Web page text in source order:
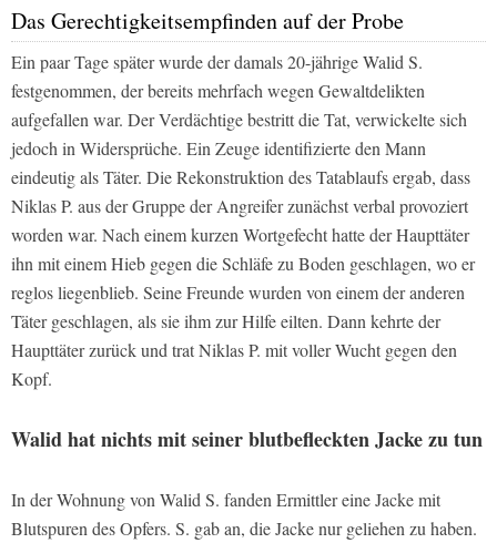
Das Gerechtigkeitsempfinden auf der Probe
Ein paar Tage später wurde der damals 20-jährige Walid S.
festgenommen, der bereits mehrfach wegen Gewaltdelikten
aufgefallen war. Der Verdächtige bestritt die Tat, verwickelte sich
jedoch in Widersprüche. Ein Zeuge identifizierte den Mann
eindeutig als Täter. Die Rekonstruktion des Tatablaufs ergab, dass
Niklas P. aus der Gruppe der Angreifer zunächst verbal provoziert
worden war. Nach einem kurzen Wortgefecht hatte der Haupttäter
ihn mit einem Hieb gegen die Schläfe zu Boden geschlagen, wo er
reglos liegenblieb. Seine Freunde wurden von einem der anderen
Täter geschlagen, als sie ihm zur Hilfe eilten. Dann kehrte der
Haupttäter zurück und trat Niklas P. mit voller Wucht gegen den
Kopf.
Walid hat nichts mit seiner blutbefleckten Jacke zu tun
In der Wohnung von Walid S. fanden Ermittler eine Jacke mit
Blutspuren des Opfers. S. gab an, die Jacke nur geliehen zu haben.